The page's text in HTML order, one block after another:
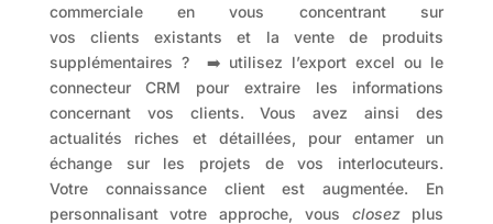
commerciale en vous concentrant sur
vos clients existants et la vente de produits
supplémentaires ? ➡️ utilisez l’export excel ou le
connecteur CRM pour extraire les informations
concernant vos clients. Vous avez ainsi des
actualités riches et détaillées, pour entamer un
échange sur les projets de vos interlocuteurs.
Votre connaissance client est augmentée. En
personnalisant votre approche, vous closezplus